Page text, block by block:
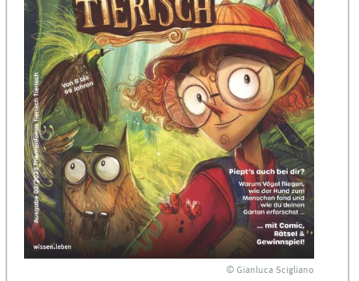
© Gianluca Scigliano